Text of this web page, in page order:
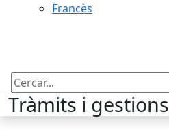
Francès
Cercar:
Tràmits i gestions